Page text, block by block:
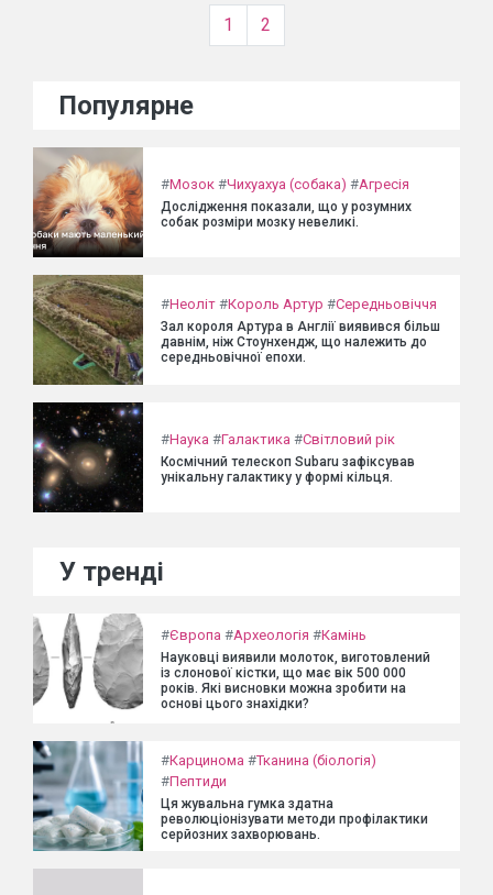
1 2
Популярне
#Мозок #Чихуахуа (собака) #Агресія
Дослідження показали, що у розумних
собак розміри мозку невеликі.
#Неоліт #Король Артур #Середньовіччя
Зал короля Артура в Англії виявився більш
давнім, ніж Стоунхендж, що належить до
середньовічної епохи.
#Наука #Галактика #Світловий рік
Космічний телескоп Subaru зафіксував
унікальну галактику у формі кільця.
У тренді
#Європа #Археологія #Камінь
Науковці виявили молоток, виготовлений
із слонової кістки, що має вік 500 000
років. Які висновки можна зробити на
основі цього знахідки?
#Карцинома #Тканина (біологія)
#Пептиди
Ця жувальна гумка здатна
революціонізувати методи профілактики
серйозних захворювань.